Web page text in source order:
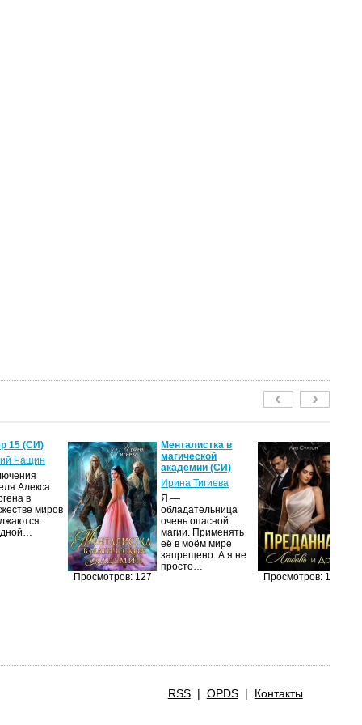
15 (СИ)
Чащин
Алекса
в
миров
Просмотров: 127
Менталистка в
магической
академии (СИ)
Ирина Тигиева
Я —
обладательница
очень опасной
магии. Применять
её в моём мире
запрещено. А я не
просто…
Просмотров: 123
RSS| OPDS| Контакты